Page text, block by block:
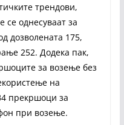
трендови,
се однесуваат за
дозволената 175,
252. Додека пак,
за возење без
на
прекршоци за
при возење.